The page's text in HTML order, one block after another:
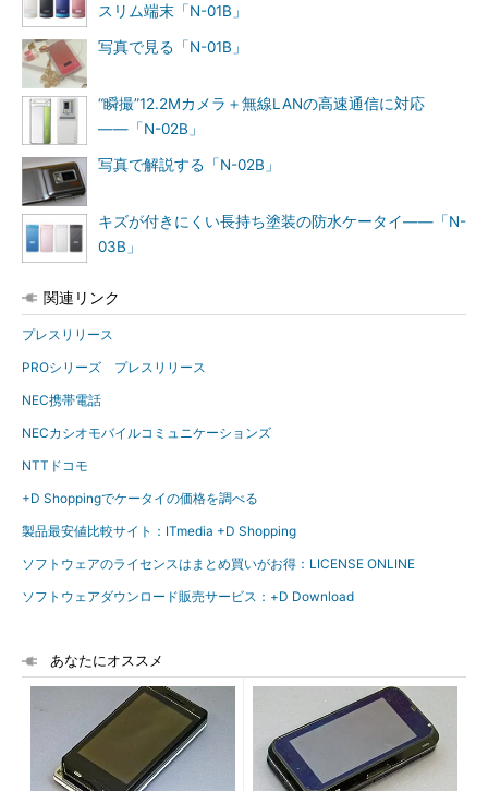
スリム端末「N-01B」
写真で見る「N-01B」
“瞬撮”12.2Mカメラ＋無線LANの高速通信に対応
――「N-02B」
写真で解説する「N-02B」
キズが付きにくい長持ち塗装の防水ケータイ――「N-
03B」
関連リンク
プレスリリース
PROシリーズ プレスリリース
NEC携帯電話
NECカシオモバイルコミュニケーションズ
NTTドコモ
+D Shoppingでケータイの価格を調べる
製品最安値比較サイト：ITmedia +D Shopping
ソフトウェアのライセンスはまとめ買いがお得：LICENSE ONLINE
ソフトウェアダウンロード販売サービス：+D Download
あなたにオススメ